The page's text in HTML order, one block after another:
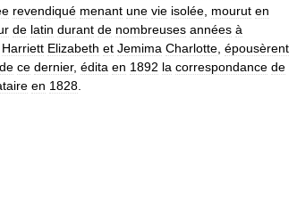
revendiqué menant une vie isolée mourut en
de latin durant de nombreuses années à
Harriett Elizabeth et Jemima Charlotte épousèrent
de ce dernier, édita en 1892 la correspondance de
en 1828